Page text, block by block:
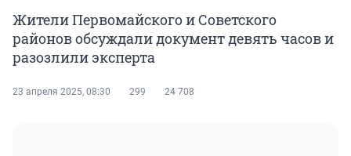
Жители Первомайского и Советского
районов обсуждали документ девять часов и
разозлили эксперта
23 апреля 2025, 08:30 299 24 708